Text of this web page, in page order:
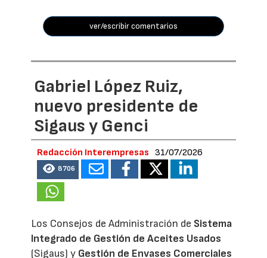
ver/escribir comentarios
Gabriel López Ruiz,
nuevo presidente de
Sigaus y Genci
Redacción Interempresas 31/07/2026
8706
Los Consejos de Administración de Sistema
Integrado de Gestión de Aceites Usados
(Sigaus) y Gestión de Envases Comerciales